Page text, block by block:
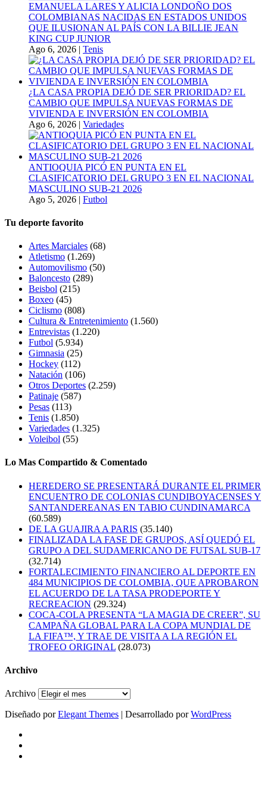
EMANUELA LARES Y ALICIA LONDOÑO DOS
COLOMBIANAS NACIDAS EN ESTADOS UNIDOS
QUE ILUSIONAN AL PAÍS CON LA BILLIE JEAN
KING CUP JUNIOR
Ago 6, 2026 | Tenis
¿LA CASA PROPIA DEJÓ DE SER PRIORIDAD? EL
CAMBIO QUE IMPULSA NUEVAS FORMAS DE
VIVIENDA E INVERSIÓN EN COLOMBIA
Ago 6, 2026 | Variedades
ANTIOQUIA PICÓ EN PUNTA EN EL
CLASIFICATORIO DEL GRUPO 3 EN EL NACIONAL
MASCULINO SUB-21 2026
Ago 5, 2026 | Futbol
Tu deporte favorito
Artes Marciales (68)
Atletismo (1.269)
Automovilismo (50)
Baloncesto (289)
Beisbol (215)
Boxeo (45)
Ciclismo (808)
Cultura & Entretenimiento (1.560)
Entrevistas (1.220)
Futbol (5.934)
Gimnasia (25)
Hockey (112)
Natación (106)
Otros Deportes (2.259)
Patinaje (587)
Pesas (113)
Tenis (1.850)
Variedades (1.325)
Voleibol (55)
Lo Mas Compartido & Comentado
HEREDERO SE PRESENTARÁ DURANTE EL PRIMER
ENCUENTRO DE COLONIAS CUNDIBOYACENSES Y
SANTANDEREANAS EN TABIO CUNDINAMARCA
(60.589)
DE LA GUAJIRA A PARIS (35.140)
FINALIZADA LA FASE DE GRUPOS, ASÍ QUEDÓ EL
GRUPO A DEL SUDAMERICANO DE FUTSAL SUB-17
(32.714)
FORTALECIMIENTO FINANCIERO AL DEPORTE EN
484 MUNICIPIOS DE COLOMBIA, QUE APROBARON
EL ACUERDO DE LA TASA PRODEPORTE Y
RECREACION (29.324)
COCA-COLA PRESENTA “LA MAGIA DE CREER”, SU
CAMPAÑA GLOBAL PARA LA COPA MUNDIAL DE
LA FIFA™, Y TRAE DE VISITA A LA REGIÓN EL
TROFEO ORIGINAL (28.073)
Archivo
Archivo
Diseñado porElegant Themes | Desarrollado porWordPress